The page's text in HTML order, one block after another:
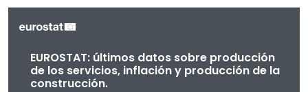
EUROSTAT: últimos datos sobre producción
de los servicios, inflación y producción de la
construcción.